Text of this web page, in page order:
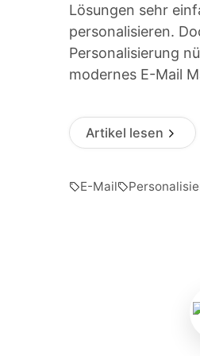
Lösungen sehr
personalisieren.
Personalisierung
modernes E-Mail
Artikel lesen
E-Mail